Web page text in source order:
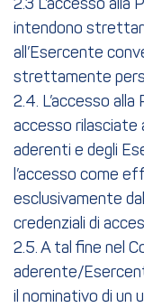
2.3 L’accesso alla
intendono
all’Esercente
strettamente
2.4. L’accesso
accesso rilasciate
aderenti e degli
l’accesso come
esclusivamente
credenziali di
2.5. A tal fine nel
aderente/
il nominativo di un